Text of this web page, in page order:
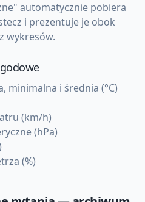
automatycznie pobiera
i prezentuje je obok
wykresów.
minimalna i średnia (°C)
(km/h)
(hPa)
(%)